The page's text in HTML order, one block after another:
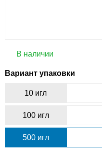
В наличии
Вариант упаковки
10 игл
100 игл
500 игл